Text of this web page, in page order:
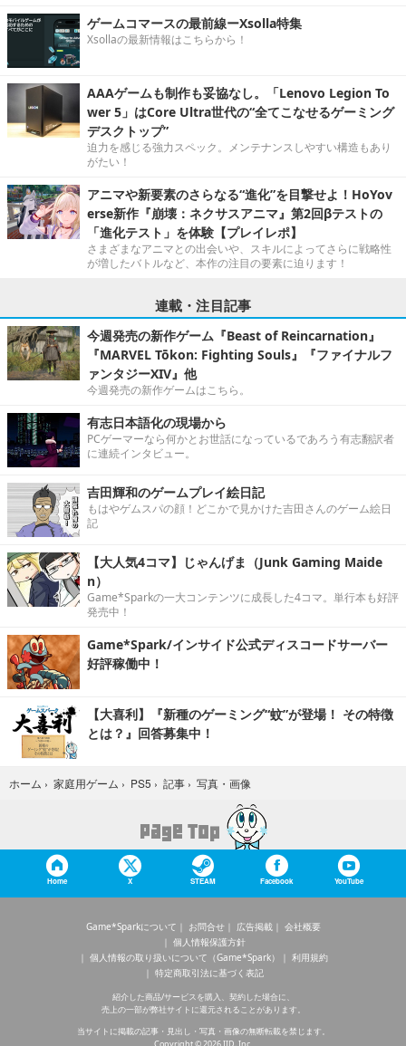
ゲームコマースの最前線ーXsolla特集
Xsollaの最新情報はこちらから！
AAAゲームも制作も妥協なし。「Lenovo Legion To
wer 5」はCore Ultra世代の“全てこなせるゲーミング
デスクトップ”
迫力を感じる強力スペック。メンテナンスしやすい構造もあり
がたい！
アニマや新要素のさらなる“進化”を目撃せよ！HoYov
erse新作『崩壊：ネクサスアニマ』第2回βテストの
「進化テスト」を体験【プレイレポ】
さまざまなアニマとの出会いや、スキルによってさらに戦略性
が増したバトルなど、本作の注目の要素に迫ります！
連載・注目記事
今週発売の新作ゲーム『Beast of Reincarnation』
『MARVEL Tōkon: Fighting Souls』『ファイナルフ
ァンタジーXIV』他
今週発売の新作ゲームはこちら。
有志日本語化の現場から
PCゲーマーなら何かとお世話になっているであろう有志翻訳者
に連続インタビュー。
吉田輝和のゲームプレイ絵日記
もはやゲムスパの顔！どこかで見かけた吉田さんのゲーム絵日
記
【大人気4コマ】じゃんげま（Junk Gaming Maide
n）
Game*Sparkの一大コンテンツに成長した4コマ。単行本も好評
発売中！
Game*Spark/インサイド公式ディスコードサーバー
好評稼働中！
【大喜利】『新種のゲーミング“蚊”が登場！ その特徴
とは？』回答募集中！
ホーム › 家庭用ゲーム › PS5 › 記事 › 写真・画像
Home X STEAM Facebook YouTube
Game*Sparkについて お問合せ 広告掲載
会社概要
個人情報保護方針
個人情報の取り扱いについて（Game*Spark）
利用規約
特定商取引法に基づく表記
紹介した商品/サービスを購入、契約した場合に、
売上の一部が弊社サイトに還元されることがあります。
当サイトに掲載の記事・見出し・写真・画像の無断転載を禁じます。